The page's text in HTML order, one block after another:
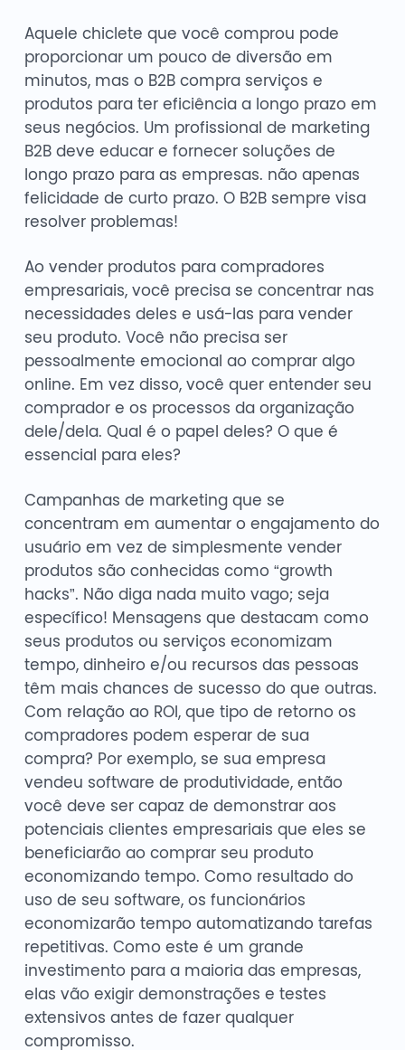
Aquele chiclete que você comprou pode
proporcionar um pouco de diversão em
minutos, mas o B2B compra serviços e
produtos para ter eficiência a longo prazo em
seus negócios. Um profissional de marketing
B2B deve educar e fornecer soluções de
longo prazo para as empresas. não apenas
felicidade de curto prazo. O B2B sempre visa
resolver problemas!
Ao vender produtos para compradores
empresariais, você precisa se concentrar nas
necessidades deles e usá-las para vender
seu produto. Você não precisa ser
pessoalmente emocional ao comprar algo
online. Em vez disso, você quer entender seu
comprador e os processos da organização
dele/dela. Qual é o papel deles? O que é
essencial para eles?
Campanhas de marketing que se
concentram em aumentar o engajamento do
usuário em vez de simplesmente vender
produtos são conhecidas como “growth
hacks”. Não diga nada muito vago; seja
específico! Mensagens que destacam como
seus produtos ou serviços economizam
tempo, dinheiro e/ou recursos das pessoas
têm mais chances de sucesso do que outras.
Com relação ao ROI, que tipo de retorno os
compradores podem esperar de sua
compra? Por exemplo, se sua empresa
vendeu software de produtividade, então
você deve ser capaz de demonstrar aos
potenciais clientes empresariais que eles se
beneficiarão ao comprar seu produto
economizando tempo. Como resultado do
uso de seu software, os funcionários
economizarão tempo automatizando tarefas
repetitivas. Como este é um grande
investimento para a maioria das empresas,
elas vão exigir demonstrações e testes
extensivos antes de fazer qualquer
compromisso.